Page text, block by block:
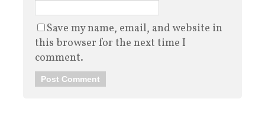
Save my name, email, and website in
this browser for the next time I
comment.